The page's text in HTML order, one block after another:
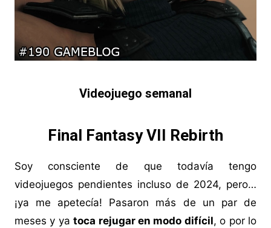
Videojuego semanal
Final Fantasy VII Rebirth
Soy consciente de que todavía tengo
videojuegos pendientes incluso de 2024, pero…
¡ya me apetecía! Pasaron más de un par de
meses y yatoca rejugar en modo difícil, o por lo